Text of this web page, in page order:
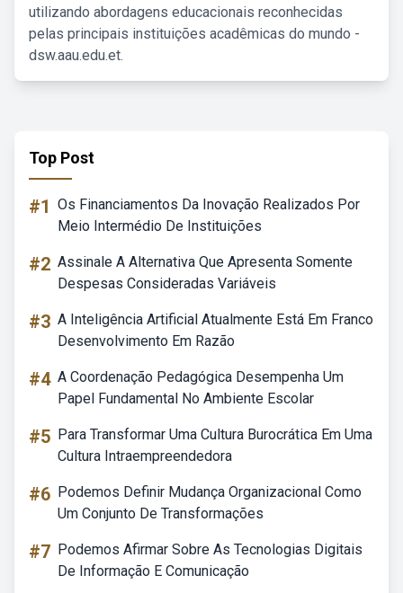
utilizando abordagens educacionais reconhecidas
pelas principais instituições acadêmicas do mundo -
dsw.aau.edu.et.
Top Post
#1 Os Financiamentos Da Inovação Realizados Por
Meio Intermédio De Instituições
#2 Assinale A Alternativa Que Apresenta Somente
Despesas Consideradas Variáveis
#3 A Inteligência Artificial Atualmente Está Em Franco
Desenvolvimento Em Razão
#4 A Coordenação Pedagógica Desempenha Um
Papel Fundamental No Ambiente Escolar
#5 Para Transformar Uma Cultura Burocrática Em Uma
Cultura Intraempreendedora
#6 Podemos Definir Mudança Organizacional Como
Um Conjunto De Transformações
#7 Podemos Afirmar Sobre As Tecnologias Digitais
De Informação E Comunicação